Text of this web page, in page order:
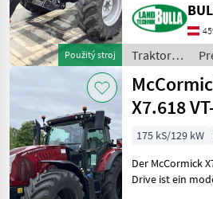
Fendt
New Holland
Claas
Zobrazit
všech
48
Použitý stroj
Unterlenker
Big Lift
Traktory /
McCormick
X7.618
175 kS/129 kW
Der McCormick
Drive ist ein